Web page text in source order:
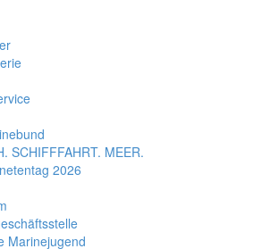
SCHIFFFAHRT. MEER.
2026
Marinejugend